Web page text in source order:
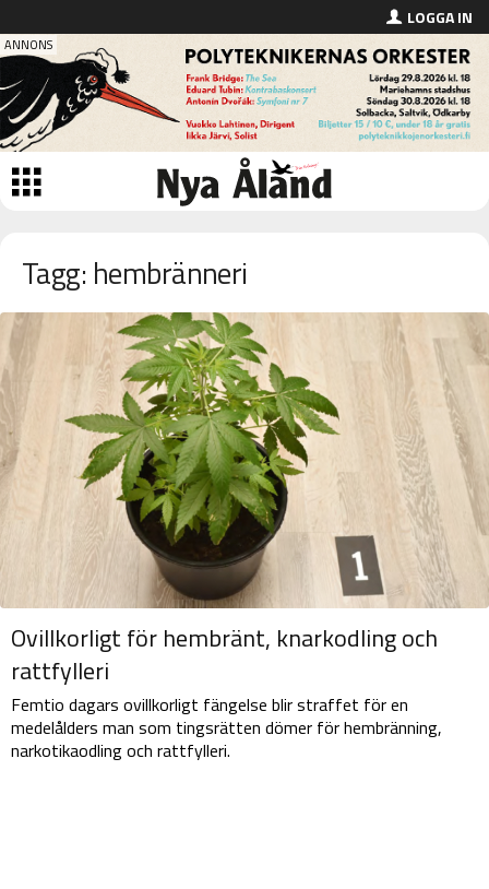
LOGGA IN
Tagg: hembränneri
Ovillkorligt för hembränt, knarkodling och
rattfylleri
Femtio dagars ovillkorligt fängelse blir straffet för en
medelålders man som tingsrätten dömer för hembränning,
narkotikaodling och rattfylleri.